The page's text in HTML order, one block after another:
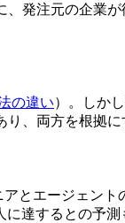
発注元の企業
の違い）。しか
、両方を根拠に
とエージェント
達するとの予